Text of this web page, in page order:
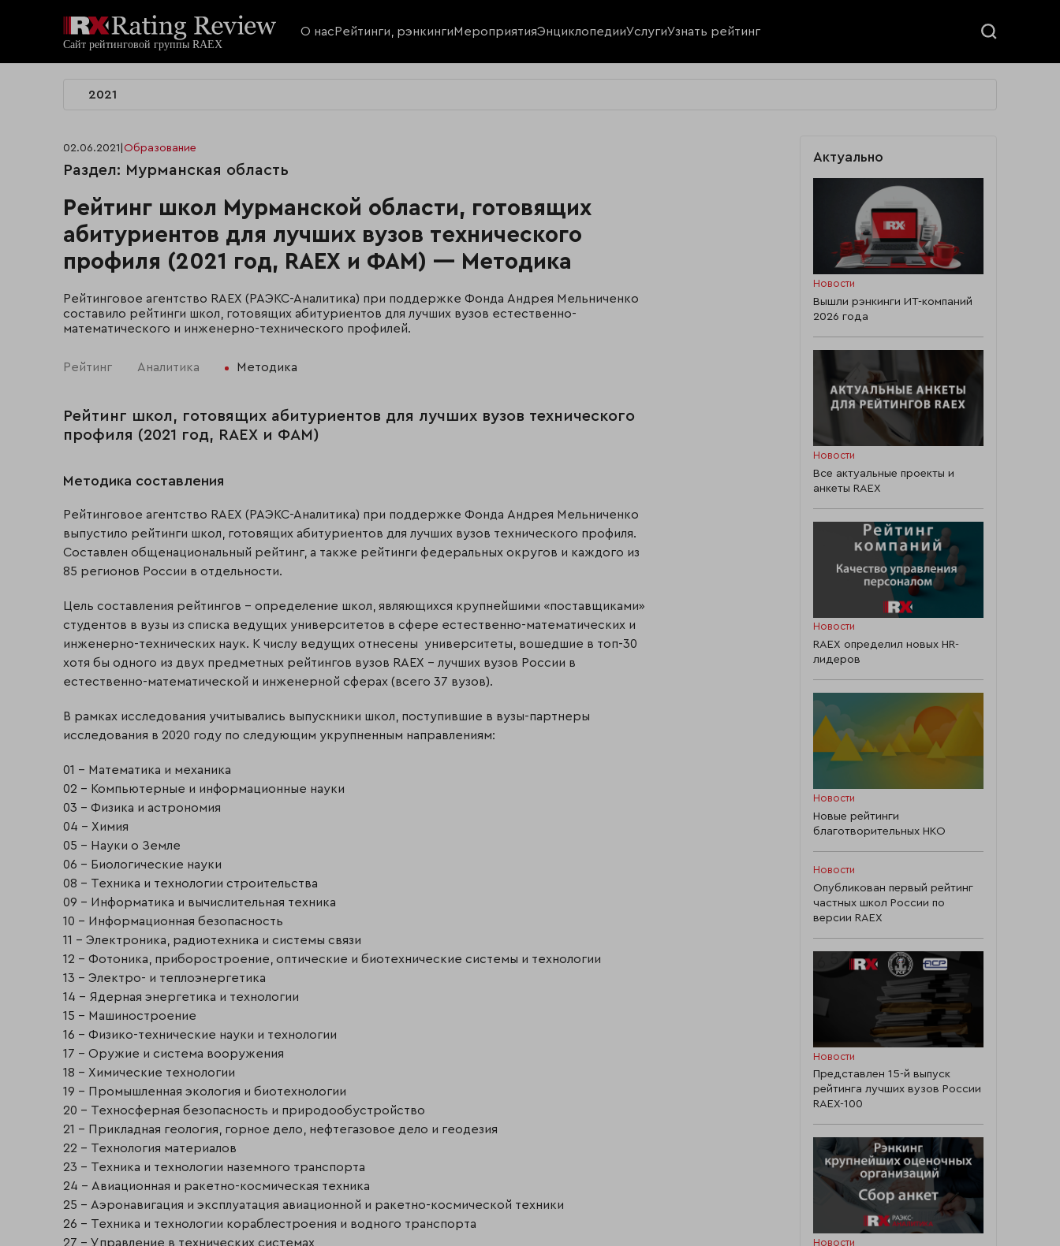
О нас Рейтинги, рэнкингиМероприятияЭнциклопедииУслугиУзнать рейтинг
2021
02.06.2021 Образование
Раздел: Мурманская область
Рейтинг школ Мурманской области, готовящих
абитуриентов для лучших вузов технического
профиля (2021 год, RAEX и ФАМ) — Методика
Рейтинговое агентство RAEX (РАЭКС-Аналитика) при поддержке Фонда Андрея Мельниченко
составило рейтинги школ, готовящих абитуриентов для лучших вузов естественно-
математического и инженерно-технического профилей.
Рейтинг Аналитика Методика
Рейтинг школ, готовящих абитуриентов для лучших вузов технического
профиля (2021 год, RAEX и ФАМ)
Методика составления
Рейтинговое агентство RAEX (РАЭКС-Аналитика) при поддержке Фонда Андрея Мельниченко
выпустило рейтинги школ, готовящих абитуриентов для лучших вузов технического профиля.
Составлен общенациональный рейтинг, а также рейтинги федеральных округов и каждого из
85 регионов России в отдельности.
Цель составления рейтингов – определение школ, являющихся крупнейшими «поставщиками»
студентов в вузы из списка ведущих университетов в сфере естественно-математических и
инженерно-технических наук. К числу ведущих отнесены университеты, вошедшие в топ-30
хотя бы одного из двух предметных рейтингов вузов RAEX - лучших вузов России в
естественно-математической и инженерной сферах (всего 37 вузов).
В рамках исследования учитывались выпускники школ, поступившие в вузы-партнеры
исследования в 2020 году по следующим укрупненным направлениям:
01 – Математика и механика
02 – Компьютерные и информационные науки
03 – Физика и астрономия
04 – Химия
05 – Науки о Земле
06 – Биологические науки
08 – Техника и технологии строительства
09 – Информатика и вычислительная техника
10 – Информационная безопасность
11 – Электроника, радиотехника и системы связи
12 – Фотоника, приборостроение, оптические и биотехнические системы и технологии
13 – Электро- и теплоэнергетика
14 – Ядерная энергетика и технологии
15 – Машиностроение
16 – Физико-технические науки и технологии
17 – Оружие и система вооружения
18 – Химические технологии
19 – Промышленная экология и биотехнологии
20 – Техносферная безопасность и природообустройство
21 – Прикладная геология, горное дело, нефтегазовое дело и геодезия
22 – Технология материалов
23 – Техника и технологии наземного транспорта
24 – Авиационная и ракетно-космическая техника
25 – Аэронавигация и эксплуатация авиационной и ракетно-космической техники
26 – Техника и технологии кораблестроения и водного транспорта
27 – Управление в технических системах
Актуально
Новости
Вышли рэнкинги ИТ-компаний
2026 года
Новости
Все актуальные проекты и
анкеты RAEX
Новости
RAEX определил новых HR-
лидеров
Новости
Новые рейтинги
благотворительных НКО
Новости
Опубликован первый рейтинг
частных школ России по
версии RAEX
Новости
Представлен 15-й выпуск
рейтинга лучших вузов России
RAEX-100
Новости